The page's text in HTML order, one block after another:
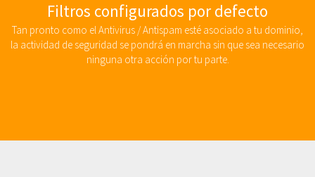
Filtros configurados por defecto
Tan pronto como el Antivirus / Antispam esté asociado a tu dominio,
la actividad de seguridad se pondrá en marcha sin que sea necesario
ninguna otra acción por tu parte.